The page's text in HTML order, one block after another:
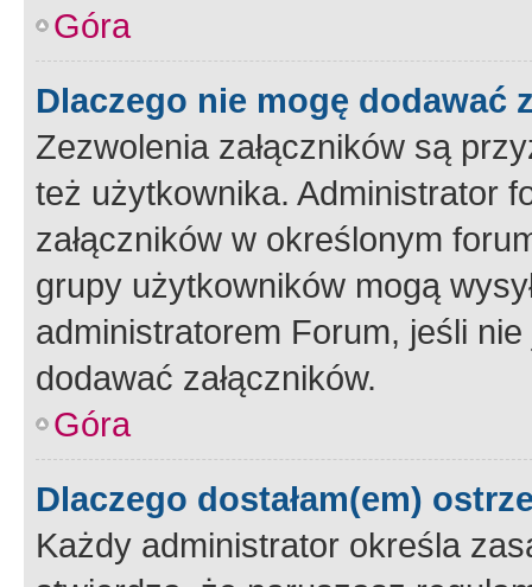
Góra
Dlaczego nie mogę dodawać
Zezwolenia załączników są
też użytkownika. Administrator
załączników w określonym
grupy użytkowników mogą
administratorem Forum, jeśli
dodawać załączników.
Góra
Dlaczego dostałam(em)
Każdy administrator określa